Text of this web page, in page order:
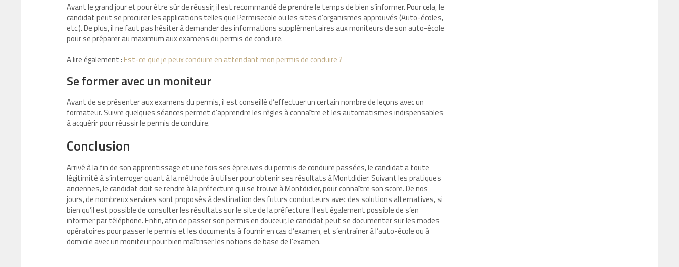
Avant le grand jour et pour être sûr de réussir, il est recommandé de prendre le temps de bien s’informer. Pour cela, le
candidat peut se procurer les applications telles que Permisecole ou les sites d’organismes approuvés (Auto-écoles,
etc.). De plus, il ne faut pas hésiter à demander des informations supplémentaires aux moniteurs de son auto-école
pour se préparer au maximum aux examens du permis de conduire.
A lire également : Est-ce que je peux conduire en attendant mon permis de conduire ?
Se former avec un moniteur
Avant de se présenter aux examens du permis, il est conseillé d’effectuer un certain nombre de leçons avec un
formateur. Suivre quelques séances permet d’apprendre les règles à connaître et les automatismes indispensables
à acquérir pour réussir le permis de conduire.
Conclusion
Arrivé à la fin de son apprentissage et une fois ses épreuves du permis de conduire passées, le candidat a toute
légitimité à s’interroger quant à la méthode à utiliser pour obtenir ses résultats à Montdidier. Suivant les pratiques
anciennes, le candidat doit se rendre à la préfecture qui se trouve à Montdidier, pour connaître son score. De nos
jours, de nombreux services sont proposés à destination des futurs conducteurs avec des solutions alternatives, si
bien qu’il est possible de consulter les résultats sur le site de la préfecture. Il est également possible de s’en
informer par téléphone. Enfin, afin de passer son permis en douceur, le candidat peut se documenter sur les modes
opératoires pour passer le permis et les documents à fournir en cas d’examen, et s’entraîner à l’auto-école ou à
domicile avec un moniteur pour bien maîtriser les notions de base de l’examen.